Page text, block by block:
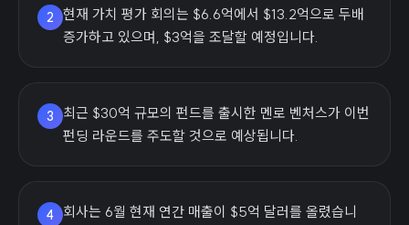
2
현재 가치 평가 회의는 $6.6억에서 $13.2억으로 두배
증가하고 있으며, $3억을 조달할 예정입니다.
3
최근 $30억 규모의 펀드를 출시한 멘로 벤처스가 이번
펀딩 라운드를 주도할 것으로 예상됩니다.
4
회사는 6월 현재 연간 매출이 $5억 달러를 올렸습니